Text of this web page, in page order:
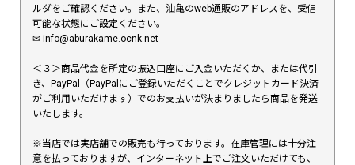
ルダをご確認ください。また、油亀のweb通販のアドレスを、受信
可能な状態にご設定ください。
✉︎ info@aburakame.ocnk.net
＜３＞商品代金を所定の振込口座にご入金いただくか、または代引
き、PayPal（PayPalにご登録いただくことでクレジットカード決済
がご利用いただけます）でのお支払いが決まりましたら商品を発送
いたします。
※当店では実店舗での販売も行っております。在庫管理には十分注
意を払っておりますが、インターネット上でご注文いただけても、